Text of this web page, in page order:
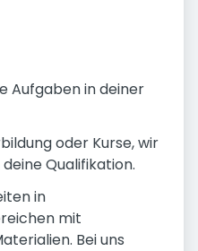
Aufgaben in deiner
oder Kurse, wir
Qualifikation.
in
mit
Bei uns